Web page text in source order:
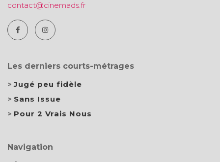
contact@cinemads.fr
Les derniers courts-métrages
Jugé peu fidèle
Sans Issue
Pour 2 Vrais Nous
Navigation